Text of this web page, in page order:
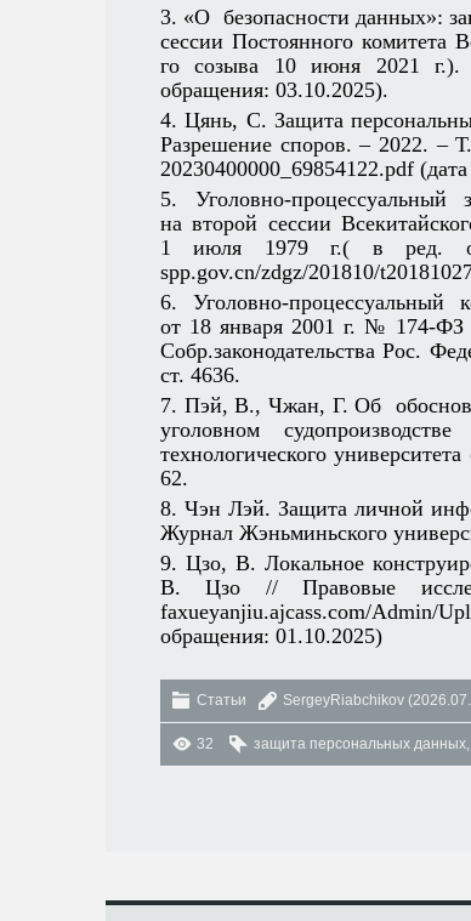
3. «О безопасности данных»:
сессии Постоянного комитета
го созыва 10 июня 2021 г.).
обращения: 03.10.2025).
4. Цянь, С. Защита
Разрешение споров. – 2022. –
20230400000_69854122.pdf
5. Уголовно-
на второй сессии
1 июля 1979 г.( в ред.
spp.gov.cn/zdgz/201810/
6. Уголовно-процессуальный
от 18 января 2001 г. №
Собр.законодательства Рос.
ст. 4636.
7. Пэй, В., Чжан, Г. Об
уголовном
технологического
62.
8. Чэн Лэй. Защита личной
Журнал Жэньминьского
9. Цзо, В. Локальное
В. Цзо // Правовые
faxueyanjiu.ajcass.com/Admin/
обращения: 01.10.2025)
Статьи SergeyRiabchikov
32 защита персональных данных,